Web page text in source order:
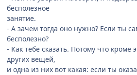
бесполезное
занятие.
- А зачем тогда оно нужно? Если ты
бесполезно?
- Как тебе сказать. Потому что кроме
других вещей,
и одна из них вот какая: если ты